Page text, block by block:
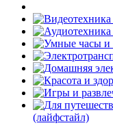
(лайфстайл)